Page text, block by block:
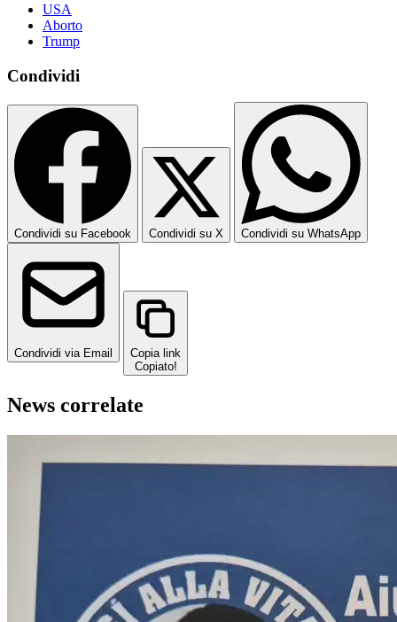
USA
Aborto
Trump
Condividi
Condividi su Facebook Condividi su X Condividi su WhatsApp
Condividi via Email
Copia link
Copiato!
News correlate